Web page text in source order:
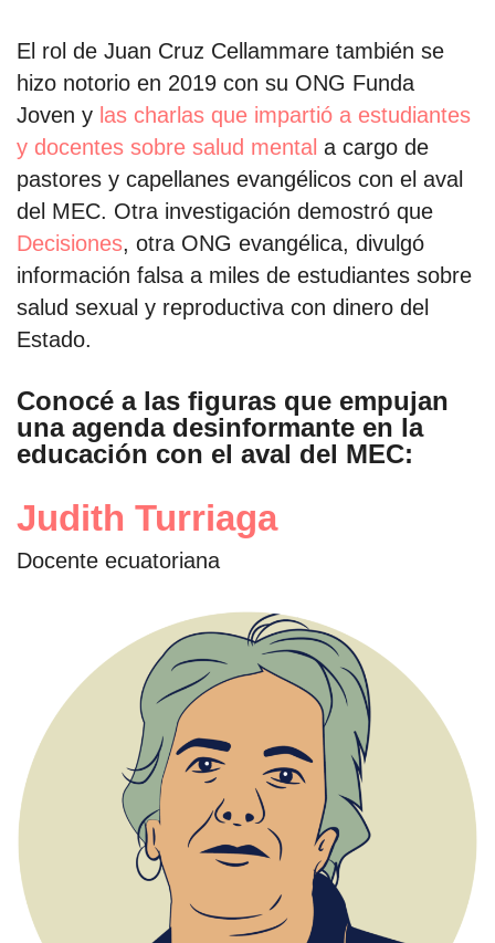
El rol de Juan Cruz Cellammare también se
hizo notorio en 2019 con su ONG Funda
Joven y las charlas que impartió a estudiantes
y docentes sobre salud mental a cargo de
pastores y capellanes evangélicos con el aval
del MEC. Otra investigación demostró que
Decisiones, otra ONG evangélica, divulgó
información falsa a miles de estudiantes sobre
salud sexual y reproductiva con dinero del
Estado.
Conocé a las figuras que empujan
una agenda desinformante en la
educación con el aval del MEC:
Judith Turriaga
Docente ecuatoriana